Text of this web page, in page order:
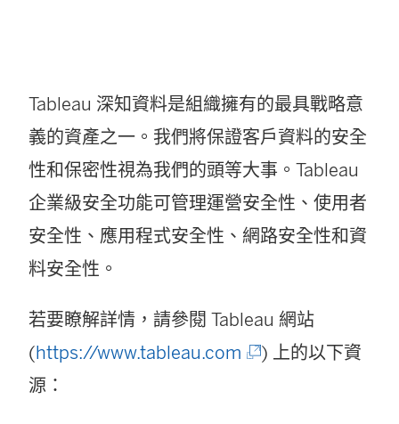
Tableau 深知資料是組織擁有的最具戰略意
義的資產之一。我們將保證客戶資料的安全
性和保密性視為我們的頭等大事。Tableau
企業級安全功能可管理運營安全性、使用者
安全性、應用程式安全性、網路安全性和資
料安全性。
若要瞭解詳情，請參閱 Tableau 網站
(https://www.tableau.com (
) 上的以下資
源：